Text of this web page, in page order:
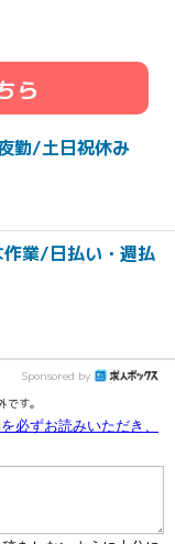
ら
勤/土日祝休み
業/日払い・週払
Sponsored by
す。